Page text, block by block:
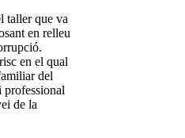
taller que va
en relleu
en el qual
del
professional
de la